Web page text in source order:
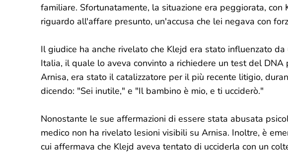
familiare. Sfortunatamente, la situazione era peggiorata, con
riguardo all'affare presunto, un'accusa che lei negava con
Il giudice ha anche rivelato che Klejd era stato influenzato da
Italia, il quale lo aveva convinto a richiedere un test del
Arnisa, era stato il catalizzatore per il più recente litigio,
dicendo: "Sei inutile," e "Il bambino è mio, e ti ucciderò."
Nonostante le sue affermazioni di essere stata abusata
medico non ha rivelato lesioni visibili su Arnisa. Inoltre, è
cui affermava che Klejd aveva tentato di ucciderla con un